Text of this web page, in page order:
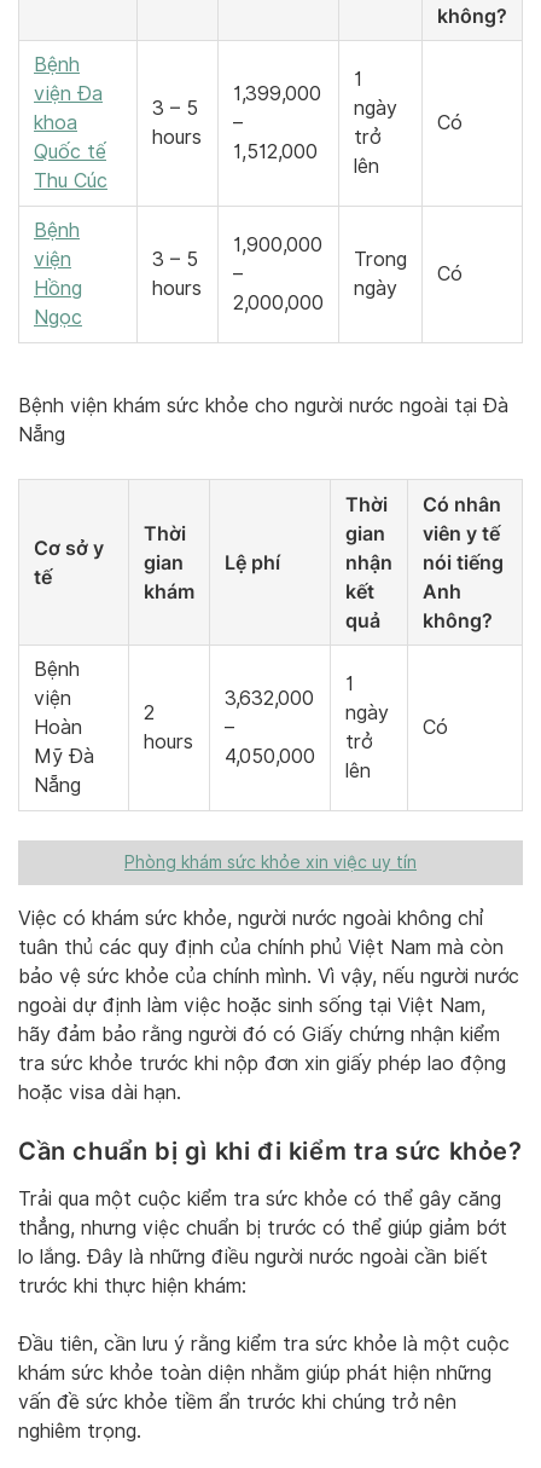
không?
Bệnh
viện Đa
khoa
Quốc tế
Thu Cúc
3 – 5
hours
1,399,000
–
1,512,000
1
ngày
trở
lên
Có
Bệnh
viện
Hồng
Ngọc
3 – 5
hours
1,900,000
–
2,000,000
Trong
ngày
Có
Bệnh viện khám sức khỏe cho người nước ngoài tại Đà
Nẵng
Cơ sở y
tế
Thời
gian
khám
Lệ phí
Thời
gian
nhận
kết
quả
Có nhân
viên y tế
nói tiếng
Anh
không?
Bệnh
viện
Hoàn
Mỹ Đà
Nẵng
2
hours
3,632,000
–
4,050,000
1
ngày
trở
lên
Có
Phòng khám sức khỏe xin việc uy tín
Việc có khám sức khỏe, người nước ngoài không chỉ
tuân thủ các quy định của chính phủ Việt Nam mà còn
bảo vệ sức khỏe của chính mình. Vì vậy, nếu người nước
ngoài dự định làm việc hoặc sinh sống tại Việt Nam,
hãy đảm bảo rằng người đó có Giấy chứng nhận kiểm
tra sức khỏe trước khi nộp đơn xin giấy phép lao động
hoặc visa dài hạn.
Cần chuẩn bị gì khi đi kiểm tra sức khỏe?
Trải qua một cuộc kiểm tra sức khỏe có thể gây căng
thẳng, nhưng việc chuẩn bị trước có thể giúp giảm bớt
lo lắng. Đây là những điều người nước ngoài cần biết
trước khi thực hiện khám:
Đầu tiên, cần lưu ý rằng kiểm tra sức khỏe là một cuộc
khám sức khỏe toàn diện nhằm giúp phát hiện những
vấn đề sức khỏe tiềm ẩn trước khi chúng trở nên
nghiêm trọng.